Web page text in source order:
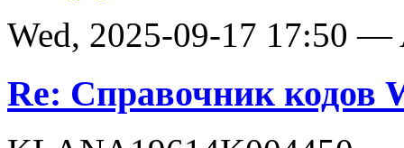
Wed, 2025-09-17 17:50 —
Re: Справочник кодов